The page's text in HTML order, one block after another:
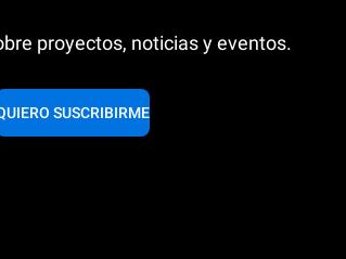
proyectos, noticias y eventos.
SUSCRIBIRME